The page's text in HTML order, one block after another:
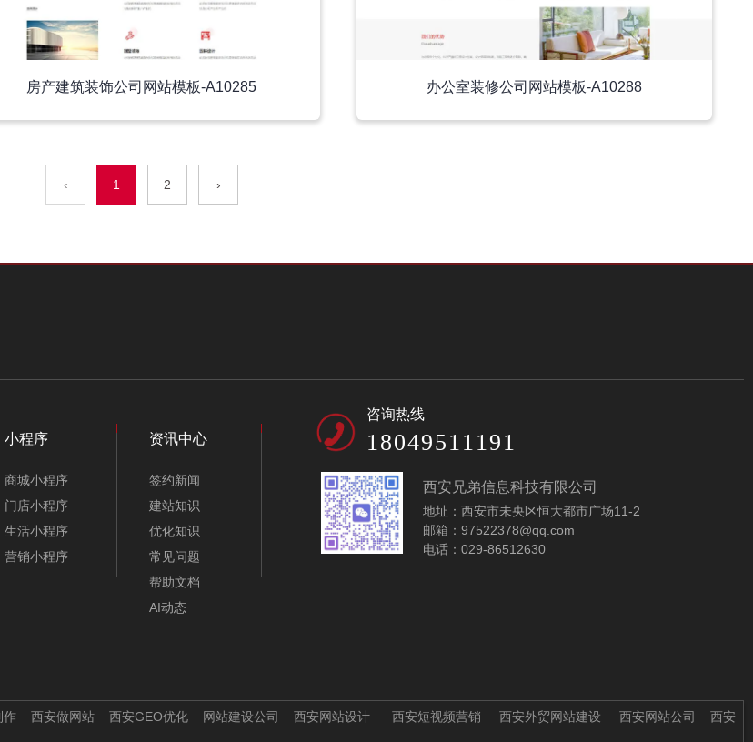
房产建筑装饰公司网站模板-A10285 办公室装修公司网站模板-A10288
‹ 1 2 ›
1
板-A10073
建筑设计企业网站模
小程序
商城小程序
门店小程序
生活小程序
营销小程序
资讯中心
签约新闻
建站知识
优化知识
常见问题
帮助文档
AI动态
咨询热线
18049511191
西安兄弟信息科技有限公司
地址：西安市未央区恒大都市广场11-2
邮箱：97522378@qq.com
电话：029-86512630
作 西安做网站 西安GEO优化 网站建设公司 西安网站设计 西安短视频营销 西安外贸网站建设 西安网站公司 西安